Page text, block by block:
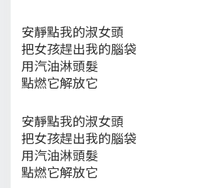
安靜點我的淑女頭
把女孩趕出我的腦袋
用汽油淋頭髮
點燃它解放它
安靜點我的淑女頭
把女孩趕出我的腦袋
用汽油淋頭髮
點燃它解放它